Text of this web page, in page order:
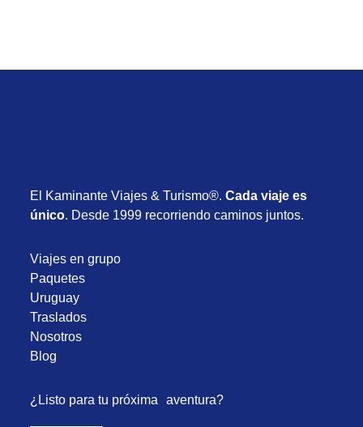
El Kaminante Viajes & Turismo®.Cada viaje es
único. Desde 1999 recorriendo caminos juntos.
Viajes en grupo
Paquetes
Uruguay
Traslados
Nosotros
Blog
¿Listo para tu próxima aventura?